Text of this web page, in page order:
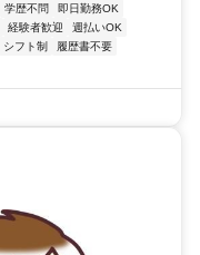
学歴不問
即日勤務OK
経験者歓迎
週払いOK
シフト制
履歴書不要